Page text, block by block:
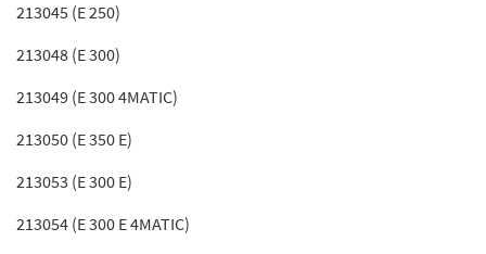
213045 (E 250)
213048 (E 300)
213049 (E 300 4MATIC)
213050 (E 350 E)
213053 (E 300 E)
213054 (E 300 E 4MATIC)